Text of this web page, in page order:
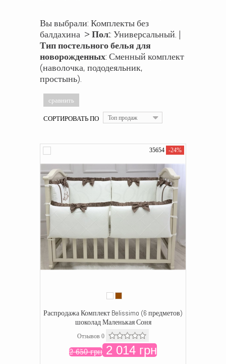
Вы выбрали: Комплекты без
балдахина > Пол:: Универсальный. |
Тип постельного белья для
новорожденных: Сменный комплект
(наволочка, пододеяльник,
простынь).
СОРТИРОВАТЬ ПО Топ продаж
35654 -24%
Распродажа Комплект Belissimo (6 предметов)
шоколад Маленькая Соня
Отзывов 0
2 650 грн 2 014 грн